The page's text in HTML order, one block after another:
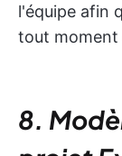
l'équipe afin
tout moment
8.